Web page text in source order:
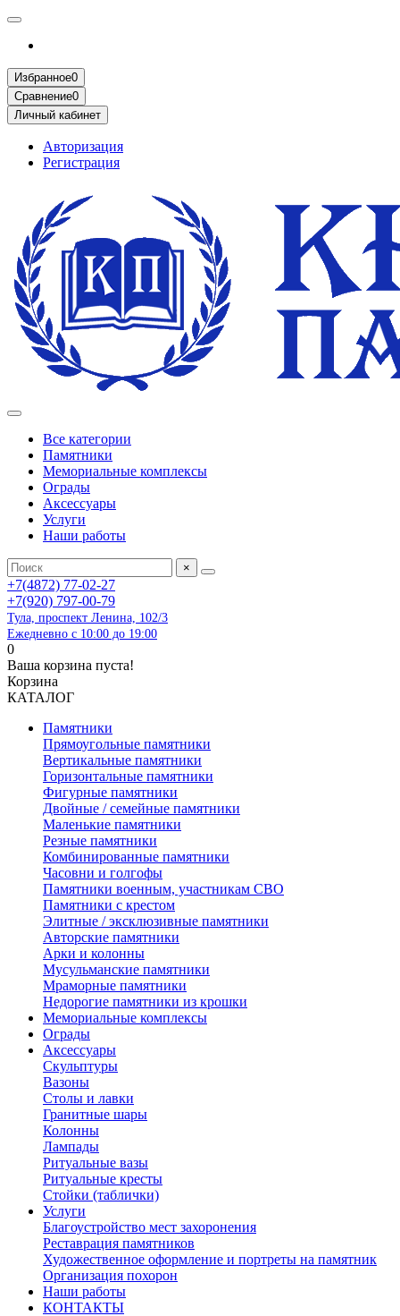
Избранное0
Сравнение0
Личный кабинет
Авторизация
Регистрация
Все категории
Памятники
Мемориальные комплексы
Ограды
Аксессуары
Услуги
Наши работы
×
+7(4872) 77-02-27
+7(920) 797-00-79
Тула, проспект Ленина, 102/3
Ежедневно с 10:00 до 19:00
0
Ваша корзина пуста!
Корзина
КАТАЛОГ
Памятники
Прямоугольные памятники
Вертикальные памятники
Горизонтальные памятники
Фигурные памятники
Двойные / семейные памятники
Маленькие памятники
Резные памятники
Комбинированные памятники
Часовни и голгофы
Памятники военным, участникам СВО
Памятники с крестом
Элитные / эксклюзивные памятники
Авторские памятники
Арки и колонны
Мусульманские памятники
Мраморные памятники
Недорогие памятники из крошки
Мемориальные комплексы
Ограды
Аксессуары
Скульптуры
Вазоны
Столы и лавки
Гранитные шары
Колонны
Лампады
Ритуальные вазы
Ритуальные кресты
Стойки (таблички)
Услуги
Благоустройство мест захоронения
Реставрация памятников
Художественное оформление и портреты на памятник
Организация похорон
Наши работы
КОНТАКТЫ